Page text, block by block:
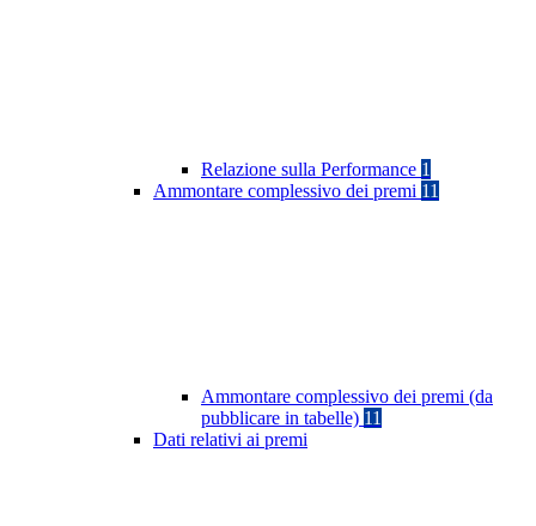
Relazione sulla Performance 1
Ammontare complessivo dei premi 11
Ammontare complessivo dei premi (da
pubblicare in tabelle) 11
Dati relativi ai premi